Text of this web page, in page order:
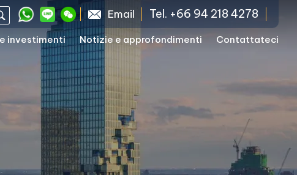
Email Tel. +66 94 218 4278
investimenti Notizie e approfondimenti Contattateci